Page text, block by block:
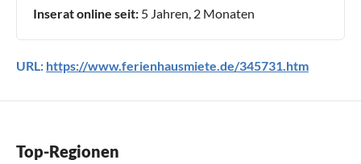
Inserat online seit: 5 Jahren, 2 Monaten
URL: https://www.ferienhausmiete.de/345731.htm
Top-Regionen